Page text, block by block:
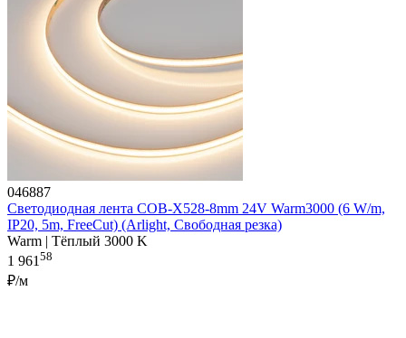
046887
Светодиодная лента COB-X528-8mm 24V Warm3000 (6 W/m,
IP20, 5m, FreeCut) (Arlight, Свободная резка)
Warm | Тёплый 3000 K
1 96158
₽/м